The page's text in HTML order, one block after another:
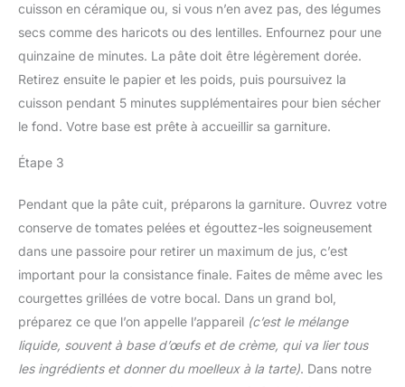
cuisson en céramique ou, si vous n’en avez pas, des légumes
secs comme des haricots ou des lentilles. Enfournez pour une
quinzaine de minutes. La pâte doit être légèrement dorée.
Retirez ensuite le papier et les poids, puis poursuivez la
cuisson pendant 5 minutes supplémentaires pour bien sécher
le fond. Votre base est prête à accueillir sa garniture.
Étape 3
Pendant que la pâte cuit, préparons la garniture. Ouvrez votre
conserve de tomates pelées et égouttez-les soigneusement
dans une passoire pour retirer un maximum de jus, c’est
important pour la consistance finale. Faites de même avec les
courgettes grillées de votre bocal. Dans un grand bol,
préparez ce que l’on appelle l’appareil (c’est le mélange
liquide, souvent à base d’œufs et de crème, qui va lier tous
les ingrédients et donner du moelleux à la tarte). Dans notre